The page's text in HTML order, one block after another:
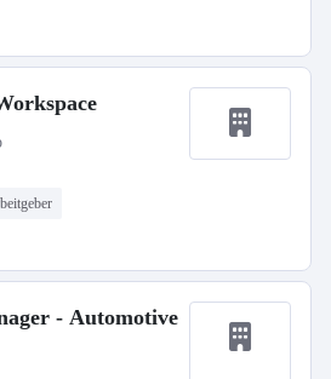
- Automotive